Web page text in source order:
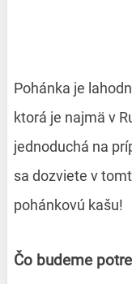
Pohánka je
ktorá je najmä v
jednoduchá na
sa dozviete v
pohánkovú kašu!
Čo budeme